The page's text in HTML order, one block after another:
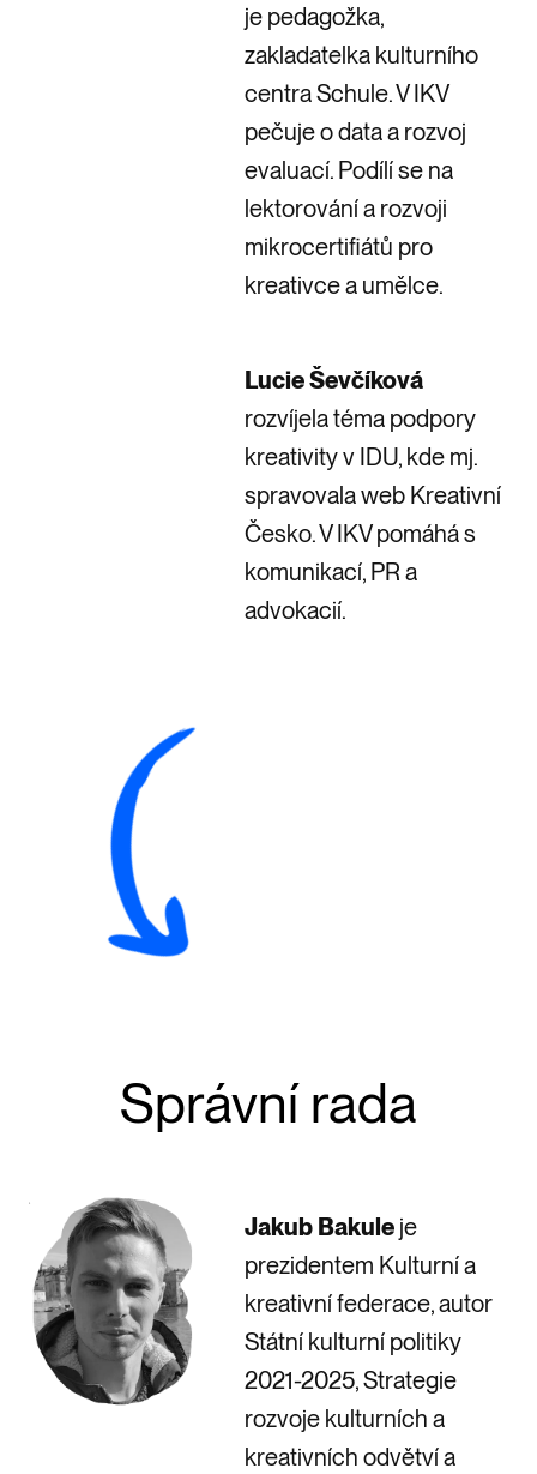
je pedagožka,
zakladatelka kulturního
centra Schule. V IKV
pečuje o data a rozvoj
evaluací. Podílí se na
lektorování a rozvoji
mikrocertifiátů pro
kreativce a umělce.
Lucie Ševčíková
rozvíjela téma podpory
kreativity v IDU, kde mj.
spravovala web Kreativní
Česko. V IKV pomáhá s
komunikací, PR a
advokacií.
Správní rada
Jakub Bakule je
prezidentem Kulturní a
kreativní federace, autor
Státní kulturní politiky
2021-2025, Strategie
rozvoje kulturních a
kreativních odvětví a